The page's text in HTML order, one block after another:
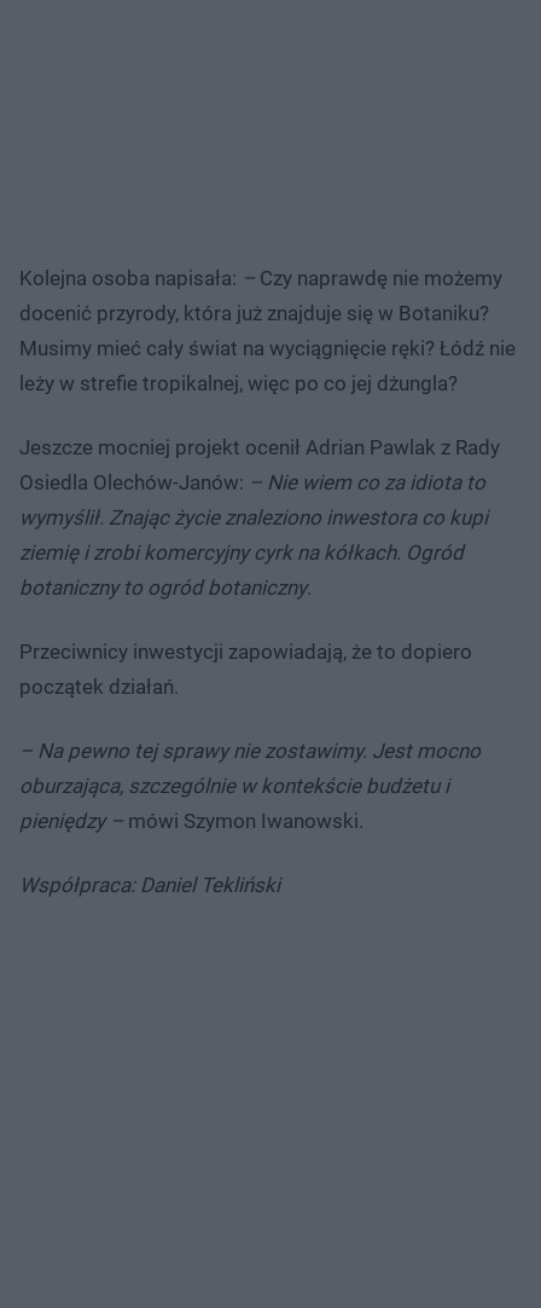
Kolejna osoba napisała: – Czy naprawdę nie możemy
docenić przyrody, która już znajduje się w Botaniku?
Musimy mieć cały świat na wyciągnięcie ręki? Łódź nie
leży w strefie tropikalnej, więc po co jej dżungla?
Jeszcze mocniej projekt ocenił Adrian Pawlak z Rady
Osiedla Olechów-Janów: – Nie wiem co za idiota to
wymyślił. Znając życie znaleziono inwestora co kupi
ziemię i zrobi komercyjny cyrk na kółkach. Ogród
botaniczny to ogród botaniczny.
Przeciwnicy inwestycji zapowiadają, że to dopiero
początek działań.
– Na pewno tej sprawy nie zostawimy. Jest mocno
oburzająca, szczególnie w kontekście budżetu i
pieniędzy – mówi Szymon Iwanowski.
Współpraca: Daniel Tekliński